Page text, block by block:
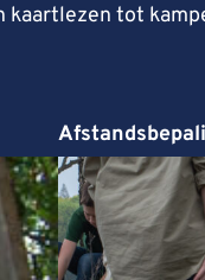
tot